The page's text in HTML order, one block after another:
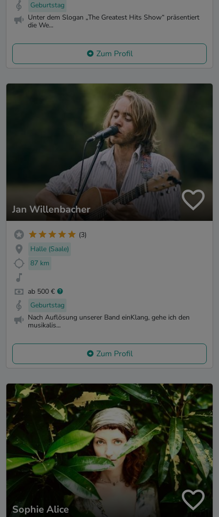
Geburtstag
Unter dem Slogan „The Greatest Hits Show“ präsentiert
die We...
Zum Profil
Jan Willenbacher
(3)
Halle (Saale)
87 km
ab 500 €
Geburtstag
Nach Auflösung unserer Band einKlang, gehe ich den
musikalis...
Zum Profil
Sophie Alice